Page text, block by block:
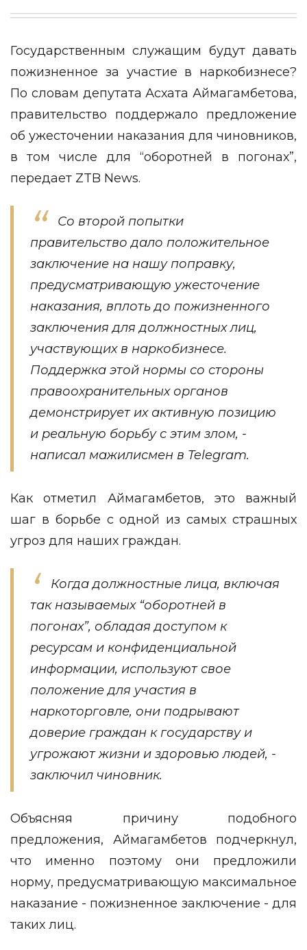
Государственным служащим будут давать
пожизненное за участие в наркобизнесе?
По словам депутата Асхата Аймагамбетова,
правительство поддержало предложение
об ужесточении наказания для чиновников,
в том числе для “оборотней в погонах”,
передает ZTB News.
Со второй попытки
правительство дало положительное
заключение на нашу поправку,
предусматривающую ужесточение
наказания, вплоть до пожизненного
заключения для должностных лиц,
участвующих в наркобизнесе.
Поддержка этой нормы со стороны
правоохранительных органов
демонстрирует их активную позицию
и реальную борьбу с этим злом, -
написал мажилисмен в Telegram.
Как отметил Аймагамбетов, это важный
шаг в борьбе с одной из самых страшных
угроз для наших граждан.
Когда должностные лица, включая
так называемых “оборотней в
погонах”, обладая доступом к
ресурсам и конфиденциальной
информации, используют свое
положение для участия в
наркоторговле, они подрывают
доверие граждан к государству и
угрожают жизни и здоровью людей, -
заключил чиновник.
Объясняя причину подобного
предложения, Аймагамбетов подчеркнул,
что именно поэтому они предложили
норму, предусматривающую максимальное
наказание - пожизненное заключение - для
таких лиц.